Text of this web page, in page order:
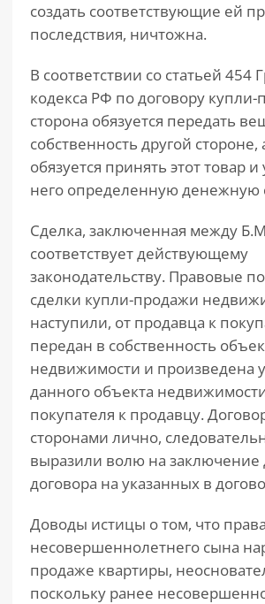
создать соответствующие ей
последствия, ничтожна.
В соответствии со статьей 454
кодекса РФ по договору
сторона обязуется передать
собственность другой стороне,
обязуется принять этот товар и
него определенную денежную
Сделка, заключенная между
соответствует действующему
законодательству. Правовые
сделки купли-продажи
наступили, от продавца к
передан в собственность
недвижимости и произведена
данного объекта
покупателя к продавцу.
сторонами лично,
выразили волю на заключение
договора на указанных в
Доводы истицы о том, что
несовершеннолетнего сына
продаже квартиры,
поскольку ранее